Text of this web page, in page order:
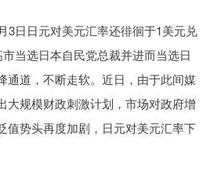
日日元对美元汇率还徘徊于1美元兑
当选日本自民党总裁并进而当选日
通道，不断走软。近日，由于此间媒
大规模财政刺激计划，市场对政府增
值势头再度加剧，日元对美元汇率下